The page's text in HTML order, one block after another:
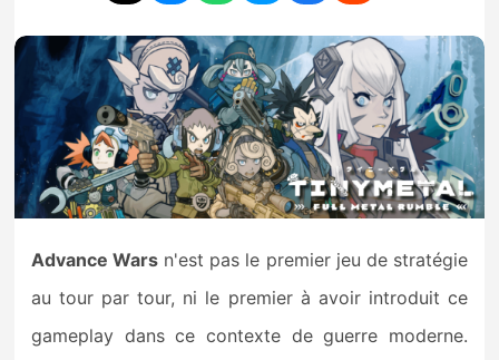
Chiffres de ventes
Rumeurs
Nintendo Direct
Tests et previews
Tests de jeux
Tests d’accessoires
Advance Wars n'est pas le premier jeu de stratégie
au tour par tour, ni le premier à avoir introduit ce
gameplay dans ce contexte de guerre moderne.